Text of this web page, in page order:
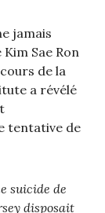
jamais
Sae Ron
de la
a révélé
tentative de
suicide de
disposait